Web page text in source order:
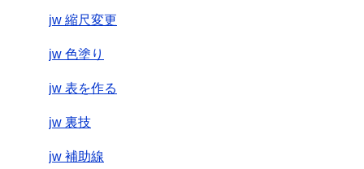
jw 縮尺変更
jw 色塗り
jw 表を作る
jw 裏技
jw 補助線